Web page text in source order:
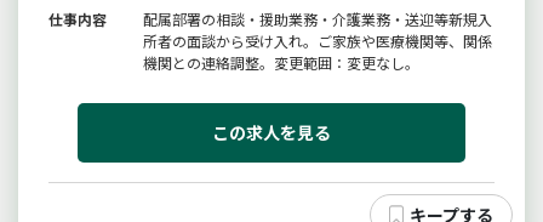
仕事内容
配属部署の相談・援助業務・介護業務・送迎等新規入
所者の面談から受け入れ。ご家族や医療機関等、関係
機関との連絡調整。変更範囲：変更なし。
この求人を見る